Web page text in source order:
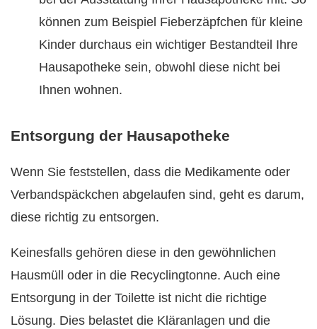
können zum Beispiel Fieberzäpfchen für kleine
Kinder durchaus ein wichtiger Bestandteil Ihre
Hausapotheke sein, obwohl diese nicht bei
Ihnen wohnen.
Entsorgung der Hausapotheke
Wenn Sie feststellen, dass die Medikamente oder
Verbandspäckchen abgelaufen sind, geht es darum,
diese richtig zu entsorgen.
Keinesfalls gehören diese in den gewöhnlichen
Hausmüll oder in die Recyclingtonne. Auch eine
Entsorgung in der Toilette ist nicht die richtige
Lösung. Dies belastet die Kläranlagen und die